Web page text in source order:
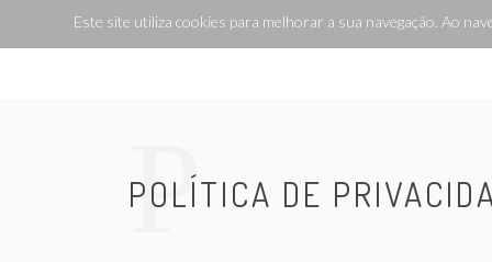
P
POLÍTICA DE
Este site utiliza cookies para melhorar a sua navegação. Ao